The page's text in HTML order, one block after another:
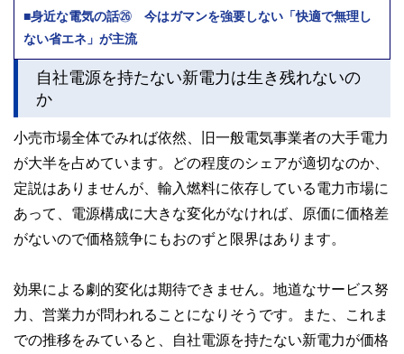
■身近な電気の話㉖ 今はガマンを強要しない「快適で無理し
ない省エネ」が主流
自社電源を持たない新電力は生き残れないの
か
小売市場全体でみれば依然、旧一般電気事業者の大手電力
が大半を占めています。どの程度のシェアが適切なのか、
定説はありませんが、輸入燃料に依存している電力市場に
あって、電源構成に大きな変化がなければ、原価に価格差
がないので価格競争にもおのずと限界はあります。
効果による劇的変化は期待できません。地道なサービス努
力、営業力が問われることになりそうです。また、これま
での推移をみていると、自社電源を持たない新電力が価格